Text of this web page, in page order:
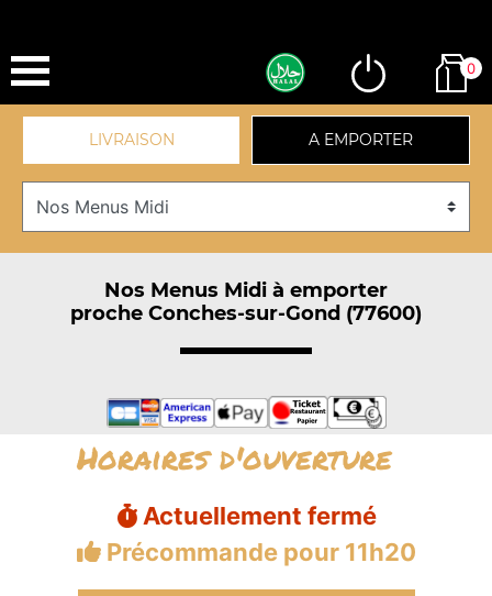
0
LIVRAISON A EMPORTER
Nos Menus Midi à emporter
proche Conches-sur-Gond (77600)
Horaires d'ouverture
Actuellement fermé
Précommande pour 11h20